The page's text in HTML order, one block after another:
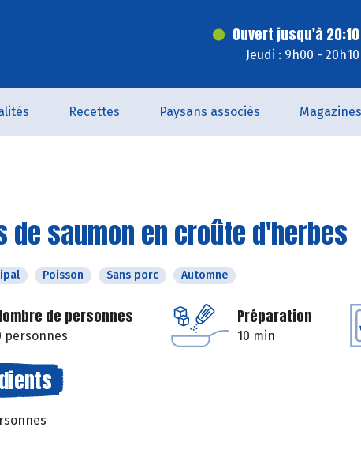
Ouvert jusqu'à 20:10
Jeudi : 9h00 - 20h10
Recettes Paysans associés Magazines
de saumon en croûte d'herbes
Poisson Sans porc Automne
de personnes
personnes
Préparation
10 min